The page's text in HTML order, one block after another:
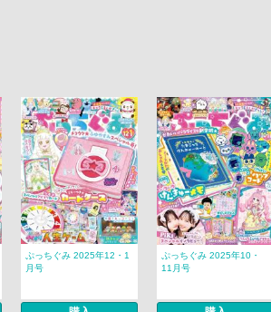
ぷっちぐみ 2025年12・1
月号
ぷっちぐみ 2025年10・
11月号